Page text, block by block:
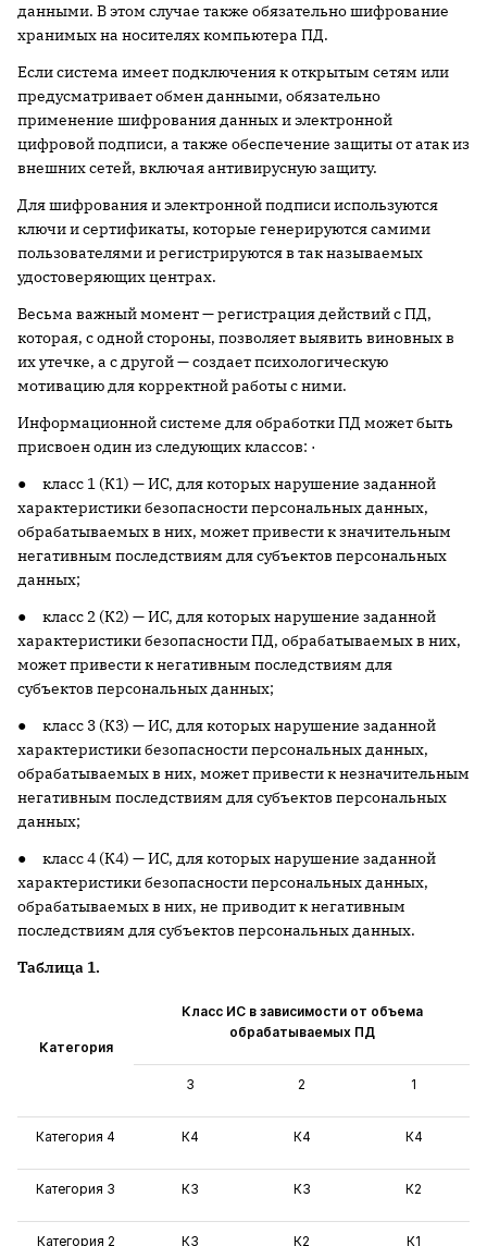
данными. В этом случае также обязательно шифрование
хранимых на носителях компьютера ПД.
Если система имеет подключения к открытым сетям или
предусматривает обмен данными, обязательно
применение шифрования данных и электронной
цифровой подписи, а также обеспечение защиты от атак из
внешних сетей, включая антивирусную защиту.
Для шифрования и электронной подписи используются
ключи и сертификаты, которые генерируются самими
пользователями и регистрируются в так называемых
удостоверяющих центрах.
Весьма важный момент — регистрация действий с ПД,
которая, с одной стороны, позволяет выявить виновных в
их утечке, а с другой — создает психологическую
мотивацию для корректной работы с ними.
Информационной системе для обработки ПД может быть
присвоен один из следующих классов: ·
● класс 1 (К1) — ИС, для которых нарушение заданной
характеристики безопасности персональных данных,
обрабатываемых в них, может привести к значительным
негативным последствиям для субъектов персональных
данных;
● класс 2 (К2) — ИС, для которых нарушение заданной
характеристики безопасности ПД, обрабатываемых в них,
может привести к негативным последствиям для
субъектов персональных данных;
● класс 3 (К3) — ИС, для которых нарушение заданной
характеристики безопасности персональных данных,
обрабатываемых в них, может привести к незначительным
негативным последствиям для субъектов персональных
данных;
● класс 4 (К4) — ИС, для которых нарушение заданной
характеристики безопасности персональных данных,
обрабатываемых в них, не приводит к негативным
последствиям для субъектов персональных данных.
Таблица 1.
Категория
Класс ИС в зависимости от объема
обрабатываемых ПД
3 2 1
Категория 4 К4 К4 К4
Категория 3 К3 К3 К2
Категория 2 К3 К2 К1